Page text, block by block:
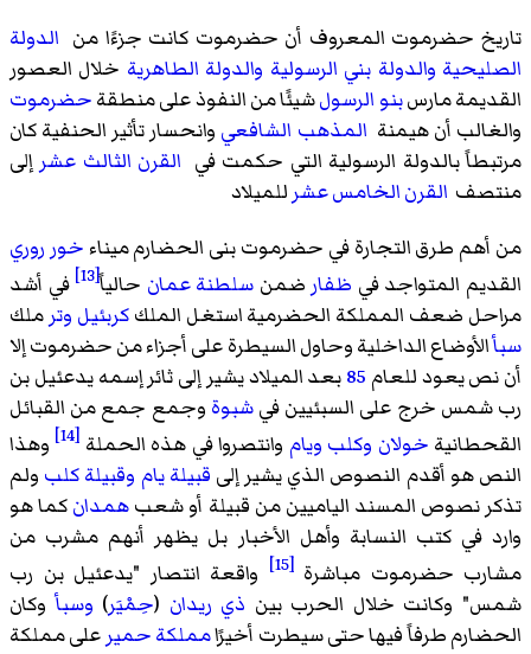
تاريخ حضرموت المعروف أن حضرموت كانت جزءًا من الدولة
الصليحية والدولة بني الرسولية والدولة الطاهرية خلال العصور
القديمة مارسبنو الرسولشيئًا من النفوذ على منطقةحضرموت
والغالب أن هيمنة المذهب الشافعي وانحسار تأثير الحنفية كان
مرتبطاً بالدولة الرسولية التي حكمت في القرن الثالث عشر إلى
منتصف القرن الخامس عشرللميلاد
من أهم طرق التجارة في حضرموت بنى الحضارم ميناء خور روري
القديم المتواجد في ظفار ضمن سلطنة عمان حالياً[13]
في أشد
مراحل ضعف المملكة الحضرمية استغل الملككربئيل وترملك
سبأالأوضاع الداخلية وحاول السيطرة على أجزاء من حضرموت إلا
أن نص يعود للعام 85بعد الميلاد يشير إلى ثائر إسمهيدعئيل بن
رب شمس خرج على السبئيين فيشبوة وجمع جمع من القبائل
القحطانية خولان وكلب ويام وانتصروا في هذه الحملة [14]
وهذا
النص هو أقدم النصوص الذي يشير إلى قبيلة يام وقبيلة كلب ولم
تذكر نصوص المسند الياميين من قبيلة أو شعبهمدانكما هو
وارد في كتب النسابة وأهل الأخبار بل يظهر أنهم مشرب من
مشارب حضرموت مباشرة[15]
واقعة انتصار "يدعئيل بن رب
شمس" وكانت خلال الحرب بين ذي ريدان (حِمْيَر) وسبأوكان
الحضارم طرفاً فيها حتى سيطرت أخيرًامملكة حميرعلى مملكة